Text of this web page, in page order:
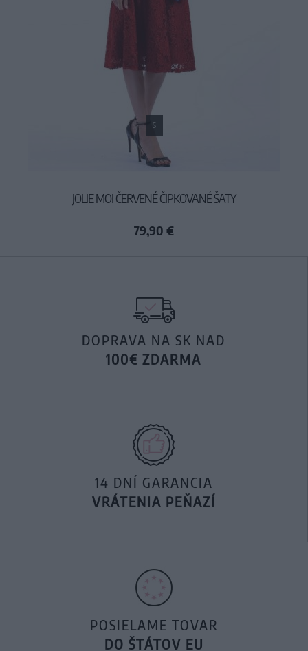
S
JOLIE MOI ČERVENÉ ČIPKOVANÉ ŠATY
79,90 €
DOPRAVA NA SK NAD
100€ ZDARMA
14 DNÍ GARANCIA
VRÁTENIA PEŇAZÍ
POSIELAME TOVAR
DO ŠTÁTOV EU